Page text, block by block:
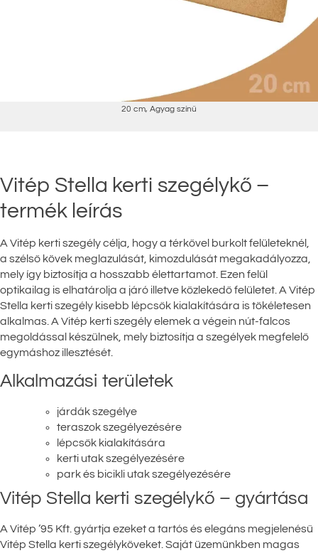
20 cm, Agyag színű
Vitép Stella kerti szegélykő –
termék leírás
A Vitép kerti szegély célja, hogy a térkővel burkolt felületeknél,
a szélső kövek meglazulását, kimozdulását megakadályozza,
mely így biztosítja a hosszabb élettartamot. Ezen felül
optikailag is elhatárolja a járó illetve közlekedő felületet. A Vitép
Stella kerti szegély kisebb lépcsők kialakítására is tökéletesen
alkalmas. A Vitép kerti szegély elemek a végein nút-falcos
megoldással készülnek, mely biztosítja a szegélyek megfelelő
egymáshoz illesztését.
Alkalmazási területek
járdák szegélye
teraszok szegélyezésére
lépcsők kialakítására
kerti utak szegélyezésére
park és bicikli utak szegélyezésére
Vitép Stella kerti szegélykő – gyártása
A Vitép ’95 Kft. gyártja ezeket a tartós és elegáns megjelenésű
Vitép Stella kerti szegélyköveket. Saját üzemünkben magas